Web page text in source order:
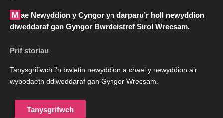
Mae Newyddion y Cyngor yn darparu’r holl newyddion
diweddaraf gan Gyngor Bwrdeistref Sirol Wrecsam.
Prif storiau
Tanysgrifiwch i’n bwletin newyddion a chael y newyddion a’r
wybodaeth ddiweddaraf gan Gyngor Wrecsam.
Tanysgrifwch